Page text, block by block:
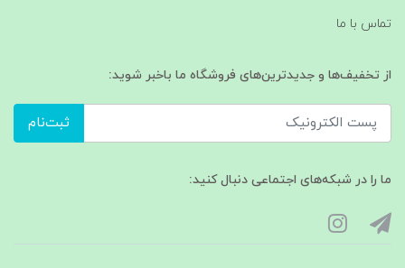
تماس با ما
از تخفیف‌ها و جدیدترین‌های فروشگاه ما باخبر شوید:
ثبت‌نام
ما را در شبکه‌های اجتماعی دنبال کنید: